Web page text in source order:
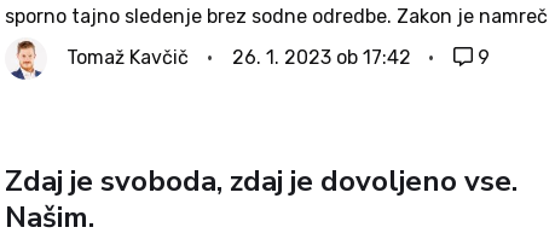
sporno tajno sledenje brez sodne odredbe. Zakon je namreč
zaradi spornega člena o sledenju paketom in posledično
veta državnega sveta visel na...
Tomaž Kavčič 26. 1. 2023 ob 17:42 9
Zdaj je svoboda, zdaj je dovoljeno vse.
Našim.